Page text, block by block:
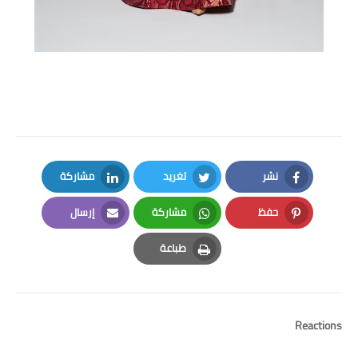
نشر
Facebook
تغريد
Twitter
مشاركة
LinkedIn
حفظ
Pinterest
مشاركة
Whatsapp
إرسال
Email
طباعة
Print
Reactions